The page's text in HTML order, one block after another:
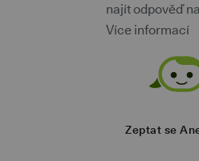
najít odpověď
Více informací
Zeptat se